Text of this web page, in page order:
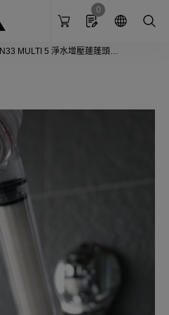
0
N33 MULTI 5 淨水增壓蓮蓬頭衛